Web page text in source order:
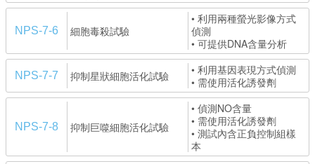
NPS-7-6 細胞毒殺試驗
• 利用兩種螢光影像方式
偵測
• 可提供DNA含量分析
NPS-7-7 抑制星狀細胞活化試驗
• 利用基因表現方式偵測
• 需使用活化誘發劑
NPS-7-8 抑制巨噬細胞活化試驗
• 偵測NO含量
• 需使用活化誘發劑
• 測試內含正負控制組樣
本